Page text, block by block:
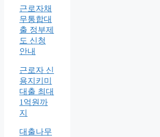
근로자채
무통합대
출 정부제
도 신청
안내
근로자 신
용지키미
대출 최대
1억원까
지
대출나무